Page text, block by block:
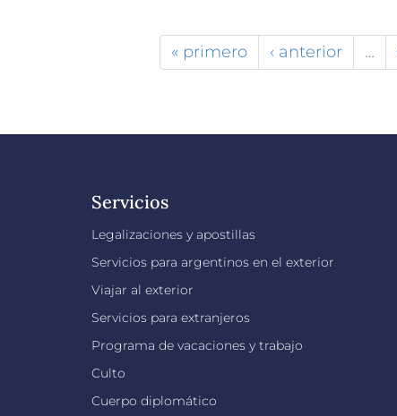
« primero ‹ anterior …
Servicios
Legalizaciones y apostillas
Servicios para argentinos en el exterior
Viajar al exterior
Servicios para extranjeros
Programa de vacaciones y trabajo
Culto
Cuerpo diplomático